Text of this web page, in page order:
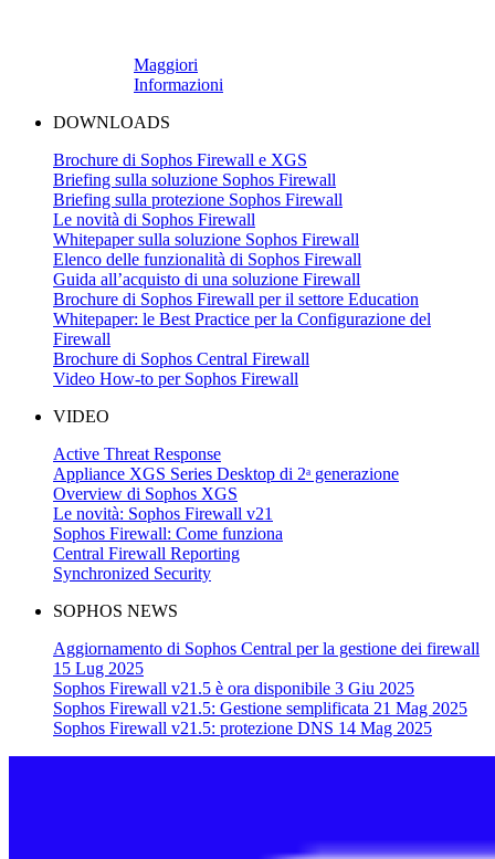
Maggiori
Informazioni
DOWNLOADS
Brochure di Sophos Firewall e XGS
Briefing sulla soluzione Sophos Firewall
Briefing sulla protezione Sophos Firewall
Le novità di Sophos Firewall
Whitepaper sulla soluzione Sophos Firewall
Elenco delle funzionalità di Sophos Firewall
Guida all’acquisto di una soluzione Firewall
Brochure di Sophos Firewall per il settore Education
Whitepaper: le Best Practice per la Configurazione del
Firewall
Brochure di Sophos Central Firewall
Video How-to per Sophos Firewall
VIDEO
Active Threat Response
Appliance XGS Series Desktop di 2ᵃ generazione
Overview di Sophos XGS
Le novità: Sophos Firewall v21
Sophos Firewall: Come funziona
Central Firewall Reporting
Synchronized Security
SOPHOS NEWS
Aggiornamento di Sophos Central per la gestione dei firewall
15 Lug 2025
Sophos Firewall v21.5 è ora disponibile 3 Giu 2025
Sophos Firewall v21.5: Gestione semplificata 21 Mag 2025
Sophos Firewall v21.5: protezione DNS 14 Mag 2025